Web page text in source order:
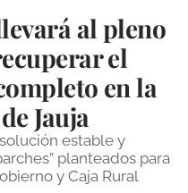
al pleno
el
en la
Jauja
estable y
planteados para
y Caja Rural